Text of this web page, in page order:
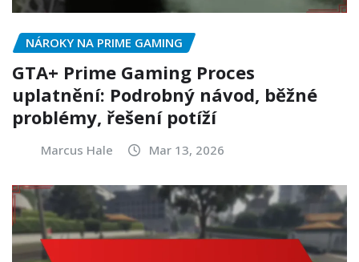
NÁROKY NA PRIME GAMING
GTA+ Prime Gaming Proces
uplatnění: Podrobný návod, běžné
problémy, řešení potíží
Marcus Hale Mar 13, 2026